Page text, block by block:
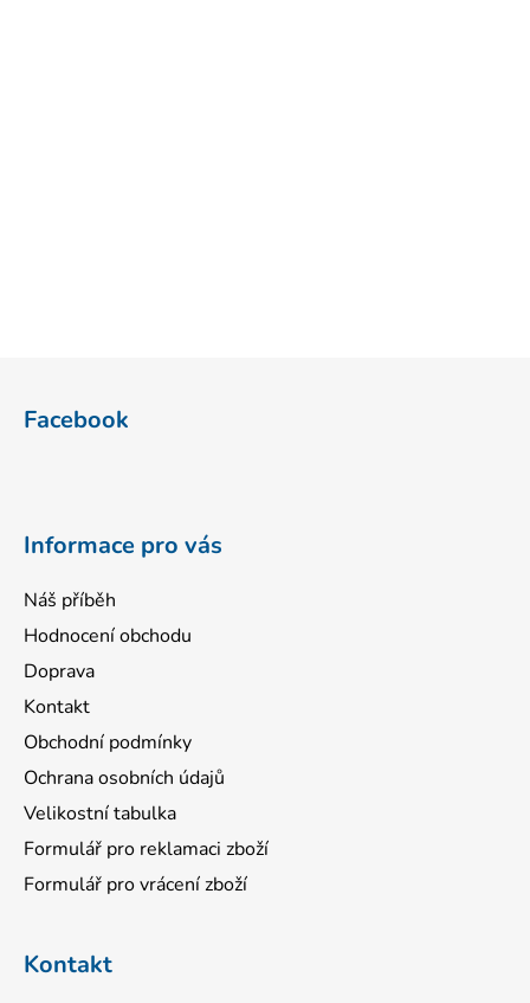
Facebook
Informace pro vás
Náš příběh
Hodnocení obchodu
Doprava
Kontakt
Obchodní podmínky
Ochrana osobních údajů
Velikostní tabulka
Formulář pro reklamaci zboží
Formulář pro vrácení zboží
Kontakt